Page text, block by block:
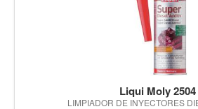
Liqui Moly 2504
LIMPIADOR DE INYECTORES